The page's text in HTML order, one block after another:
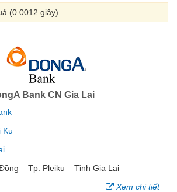
(0.0012 giây)
Bank CN Gia Lai
Ku
– Tp. Pleiku – Tỉnh Gia Lai
Xem chi tiết